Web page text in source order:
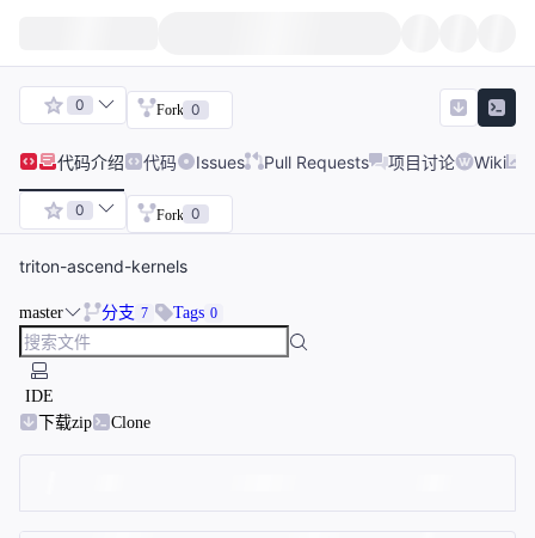
0 Fork 0
代码介绍 代码 Issues Pull Requests 项目讨论 Wiki
0 Fork 0
triton-ascend-kernels
master 分支 7 Tags 0
IDE
下载zip
Clone